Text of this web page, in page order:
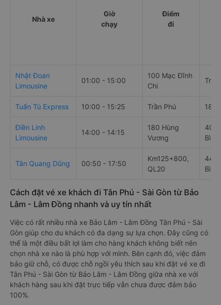
1900 888684
Điểm
Nhật Đoan
01:00 - 15:00
100 Mạc Đĩnh
Tuấn Tú Express 10:00 - 15:25 Trần Phú 189
Điền Linh
Limousine
14:00 - 14:15
180 Hùng
Vương
400
Bình
Tân Quang Dũng 00:50 - 17:50
Km125+800,